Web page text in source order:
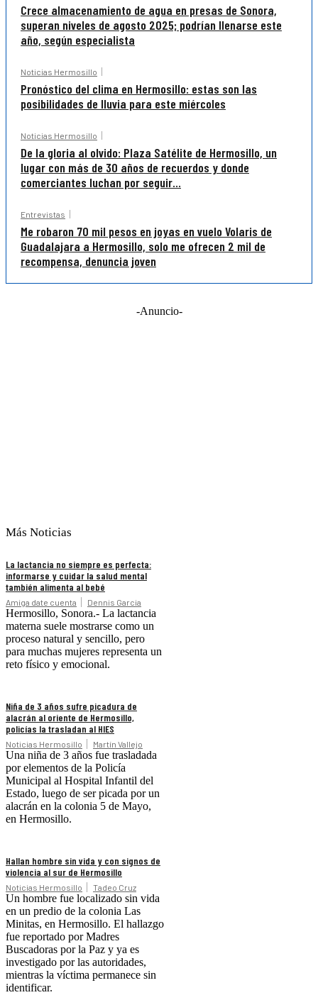
Crece almacenamiento de agua en presas de Sonora,
superan niveles de agosto 2025; podrían llenarse este
año, según especialista
Noticias Hermosillo
Pronóstico del clima en Hermosillo: estas son las
posibilidades de lluvia para este miércoles
Noticias Hermosillo
De la gloria al olvido: Plaza Satélite de Hermosillo, un
lugar con más de 30 años de recuerdos y donde
comerciantes luchan por seguir...
Entrevistas
Me robaron 70 mil pesos en joyas en vuelo Volaris de
Guadalajara a Hermosillo, solo me ofrecen 2 mil de
recompensa, denuncia joven
-Anuncio-
Más Noticias
La lactancia no siempre es perfecta:
informarse y cuidar la salud mental
también alimenta al bebé
Amiga date cuenta Dennis Garcia
Hermosillo, Sonora.- La lactancia
materna suele mostrarse como un
proceso natural y sencillo, pero
para muchas mujeres representa un
reto físico y emocional.
Niña de 3 años sufre picadura de
alacrán al oriente de Hermosillo,
policías la trasladan al HIES
Noticias Hermosillo Martín Vallejo
Una niña de 3 años fue trasladada
por elementos de la Policía
Municipal al Hospital Infantil del
Estado, luego de ser picada por un
alacrán en la colonia 5 de Mayo,
en Hermosillo.
Hallan hombre sin vida y con signos de
violencia al sur de Hermosillo
Noticias Hermosillo Tadeo Cruz
Un hombre fue localizado sin vida
en un predio de la colonia Las
Minitas, en Hermosillo. El hallazgo
fue reportado por Madres
Buscadoras por la Paz y ya es
investigado por las autoridades,
mientras la víctima permanece sin
identificar.